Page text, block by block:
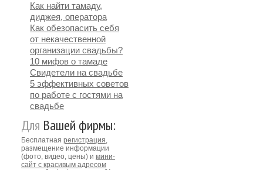
Как найти тамаду,
диджея, оператора
Как обезопасить себя
от некачественной
организации свадьбы?
10 мифов о тамаде
Свидетели на свадьбе
5 эффективных советов
по работе с гостями на
свадьбе
Для Вашей фирмы:
Бесплатная регистрация,
размещение информации
(фото, видео, цены) и мини-
сайт с красивым адресом